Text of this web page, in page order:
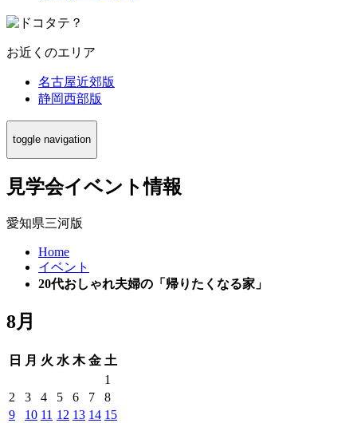
お近くのエリア
名古屋近郊版
静岡西部版
toggle navigation
見学会イベント情報
愛知県三河版
Home
イベント
20代おしゃれ夫婦の「帰りたくなる家」
8月
日 月 火 水 木 金 土
1
2
3 4 5 6 7
8
9
10 11 12 13 14 15